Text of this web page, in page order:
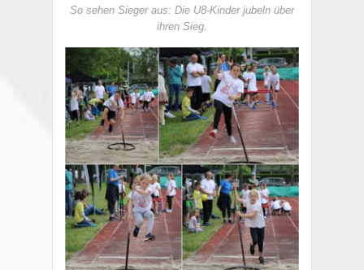
So sehen Sieger aus: Die U8-Kinder jubeln über
ihren Sieg.